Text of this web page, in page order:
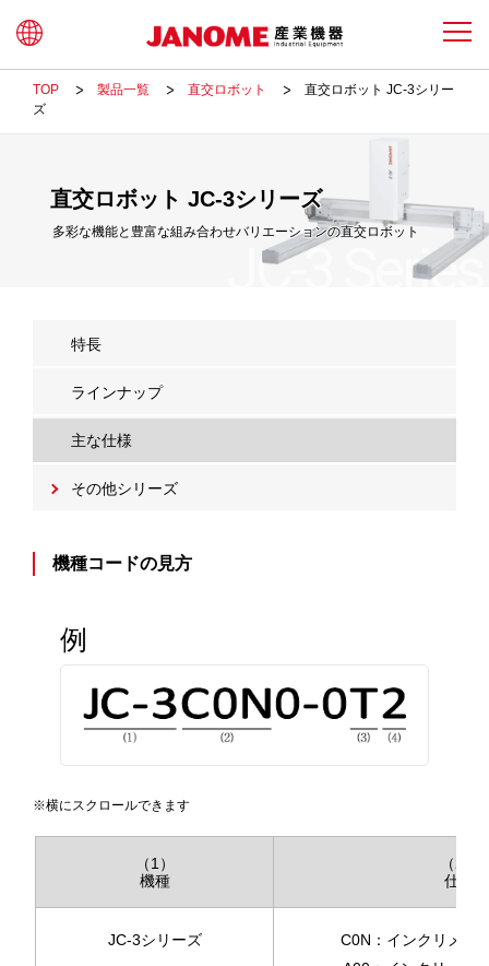
TOP 製品一覧 直交ロボット
直交ロボット JC-3シリー
ズ
JC-3 Series
直交ロボット JC-3シリーズ
多彩な機能と豊富な組み合わせバリエーションの直交ロボット
特長
ラインナップ
主な仕様
その他シリーズ
機種コードの見方
例
※横にスクロールできます
（1）
機種
（2）
仕様
JC-3シリーズ
C0N：インクリメン